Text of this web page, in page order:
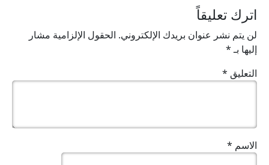
اترك تعليقاً
لن يتم نشر عنوان بريدك الإلكتروني. الحقول الإلزامية مشار
إليها بـ*
التعليق *
الاسم *